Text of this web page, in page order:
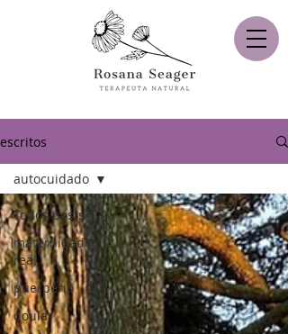
escritos
Todos posts
maternidade
real
puerpério
doula
autocuidado